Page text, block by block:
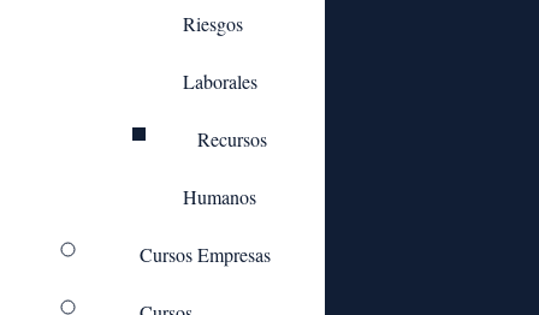
Riesgos
Laborales
Recursos
Humanos
Cursos Empresas